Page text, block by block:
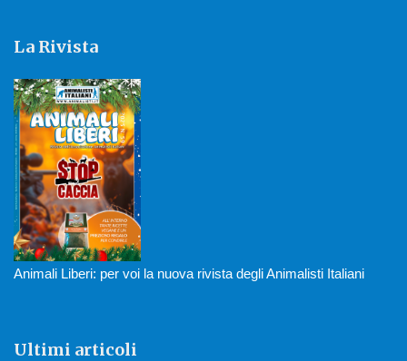
La Rivista
Animali Liberi: per voi la nuova rivista degli Animalisti Italiani
Ultimi articoli